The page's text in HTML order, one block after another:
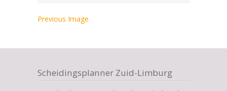
Previous Image
Scheidingsplanner Zuid-Limburg